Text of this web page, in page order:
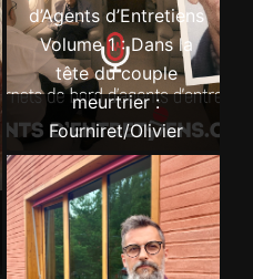
d’Agents d’Entretiens
Volume 1 : Dans la
tête du couple
meurtrier :
Fourniret/Olivier